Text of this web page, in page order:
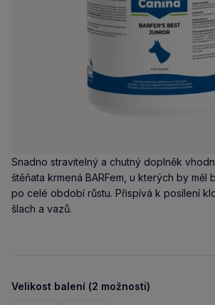
Snadno stravitelný a chutný doplněk
štěňata krmená BARFem, u kterých by měl
po celé období růstu. Přispívá k posílení
šlach a vazů.
Velikost balení (2 možnosti)